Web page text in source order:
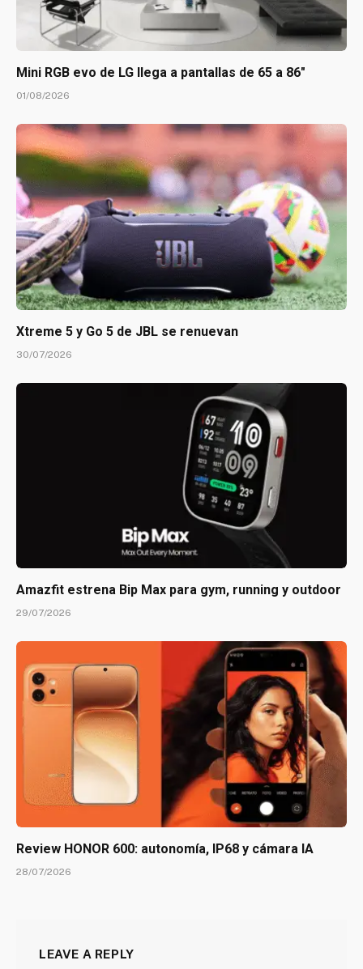
Mini RGB evo de LG llega a pantallas de 65 a 86″
01/08/2026
Xtreme 5 y Go 5 de JBL se renuevan
30/07/2026
Amazfit estrena Bip Max para gym, running y outdoor
29/07/2026
Review HONOR 600: autonomía, IP68 y cámara IA
28/07/2026
LEAVE A REPLY